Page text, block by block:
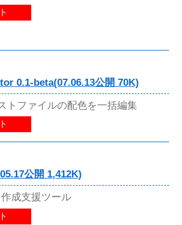
0.1-beta(07.06.13公開 70K)
トファイルの配色を一括編集
公開 1,412K)
成支援ツール